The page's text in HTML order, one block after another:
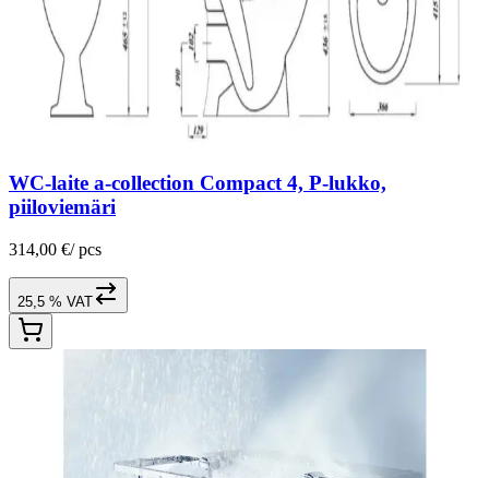
WC-laite a-collection Compact 4, P-lukko,
piiloviemäri
314,00 €/ pcs
25,5 % VAT